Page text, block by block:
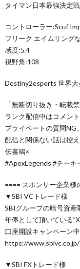
タイマン日本最強決定
コントローラー:Scuf
フリーク エイムリング
感度:5.4
視野角:108
Destiny2esports 世界大
「無断切り抜き・転載禁
ランク配信中はコメン
プライベートの質問
配信と関係ない話は控
伝書鳩×
#ApexLegends #チーキ
==== スポンサー企業様
▼SBI VCトレード様
SBIグループの暗号資産
年俸として頂いている
口座開設キャンペーン中
https://www.sbivc.co.jp/
▼SBI FXトレード様